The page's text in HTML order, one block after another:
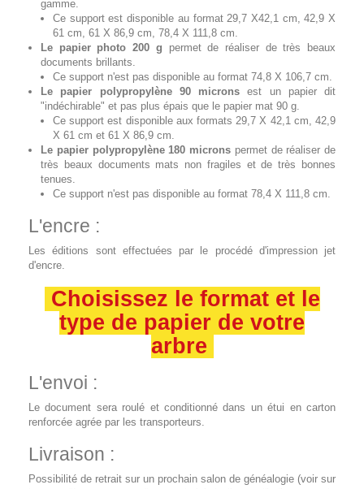
gamme.
Ce support est disponible au format 29,7 X42,1 cm, 42,9 X
61 cm, 61 X 86,9 cm, 78,4 X 111,8 cm.
Le papier photo 200 g permet de réaliser de très beaux
documents brillants.
Ce support n'est pas disponible au format 74,8 X 106,7 cm.
Le papier polypropylène 90 microns est un papier dit
"indéchirable" et pas plus épais que le papier mat 90 g.
Ce support est disponible aux formats 29,7 X 42,1 cm, 42,9
X 61 cm et 61 X 86,9 cm.
Le papier polypropylène 180 microns permet de réaliser de
très beaux documents mats non fragiles et de très bonnes
tenues.
Ce support n'est pas disponible au format 78,4 X 111,8 cm.
L'encre :
Les éditions sont effectuées par le procédé d'impression jet
d'encre.
Choisissez le format et le
type de papier de votre
arbre
L'envoi :
Le document sera roulé et conditionné dans un étui en carton
renforcée agrée par les transporteurs.
Livraison :
Possibilité de retrait sur un prochain salon de généalogie (voir sur